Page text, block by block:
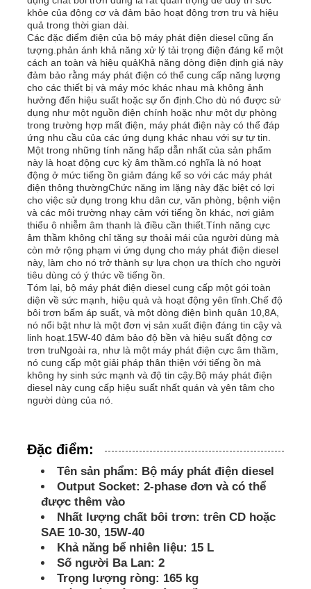
Về chúng tôi
Tham quan nhà máy
Kiểm soát chất lượng
Liên hệ chúng tôi
Tin tức
Tất cả các trường hợp
Yêu cầu báo giá
bộ máy phát điện diesel
bộ máy phát điện xăng
Bộ máy phát điện biến tần
Bộ phát điện di động
Bộ máy phát điện công nghiệp
Bộ máy phát điện kỹ thuật số
Open Frame Generator
khỏe của động cơ và đảm bảo hoạt động trơn tru và hiệu
quả trong thời gian dài.
Các đặc điểm điện của bộ máy phát điện diesel cũng ấn
tượng.phản ánh khả năng xử lý tải trọng điện đáng kể một
cách an toàn và hiệu quảKhả năng dòng điện định giá này
đảm bảo rằng máy phát điện có thể cung cấp năng lượng
cho các thiết bị và máy móc khác nhau mà không ảnh
hưởng đến hiệu suất hoặc sự ổn định.Cho dù nó được sử
dụng như một nguồn điện chính hoặc như một dự phòng
trong trường hợp mất điện, máy phát điện này có thể đáp
ứng nhu cầu của các ứng dụng khác nhau với sự tự tin.
Một trong những tính năng hấp dẫn nhất của sản phẩm
này là hoạt động cực kỳ âm thầm.có nghĩa là nó hoạt
động ở mức tiếng ồn giảm đáng kể so với các máy phát
điện thông thườngChức năng im lặng này đặc biệt có lợi
cho việc sử dụng trong khu dân cư, văn phòng, bệnh viện
và các môi trường nhạy cảm với tiếng ồn khác, nơi giảm
thiểu ô nhiễm âm thanh là điều cần thiết.Tính năng cực
âm thầm không chỉ tăng sự thoải mái của người dùng mà
còn mở rộng phạm vi ứng dụng cho máy phát điện diesel
này, làm cho nó trở thành sự lựa chọn ưa thích cho người
tiêu dùng có ý thức về tiếng ồn.
Tóm lại, bộ máy phát điện diesel cung cấp một gói toàn
diện về sức mạnh, hiệu quả và hoạt động yên tĩnh.Chế độ
bôi trơn bấm áp suất, và một dòng điện bình quân 10,8A,
nó nổi bật như là một đơn vị sản xuất điện đáng tin cậy và
linh hoạt.15W-40 đảm bảo độ bền và hiệu suất động cơ
trơn truNgoài ra, như là một máy phát điện cực âm thầm,
nó cung cấp một giải pháp thân thiện với tiếng ồn mà
không hy sinh sức mạnh và độ tin cậy.Bộ máy phát điện
diesel này cung cấp hiệu suất nhất quán và yên tâm cho
người dùng của nó.
Đặc điểm:
Tên sản phẩm: Bộ máy phát điện diesel
Output Socket: 2-phase đơn và có thể
được thêm vào
Nhất lượng chất bôi trơn: trên CD hoặc
SAE 10-30, 15W-40
Khả năng bể nhiên liệu: 15 L
Số người Ba Lan: 2
Trọng lượng ròng: 165 kg